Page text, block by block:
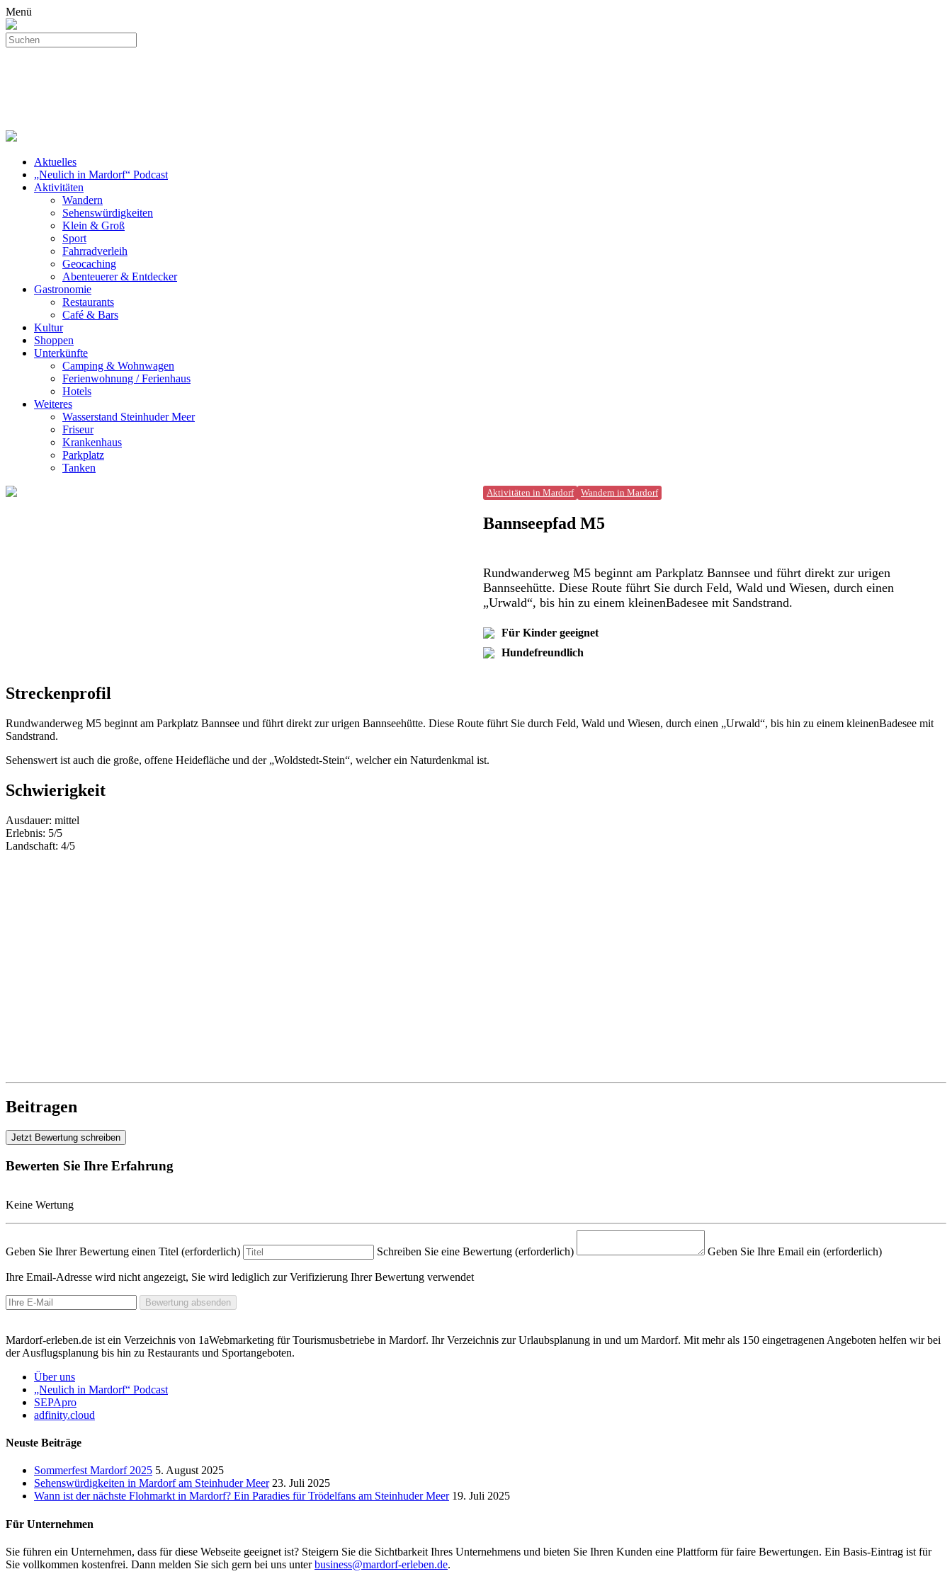
Menü
Aktuelles
„Neulich in Mardorf“ Podcast
Aktivitäten
Wandern
Sehenswürdigkeiten
Klein & Groß
Sport
Fahrradverleih
Geocaching
Abenteuerer & Entdecker
Gastronomie
Restaurants
Café & Bars
Kultur
Shoppen
Unterkünfte
Camping & Wohnwagen
Ferienwohnung / Ferienhaus
Hotels
Weiteres
Wasserstand Steinhuder Meer
Friseur
Krankenhaus
Parkplatz
Tanken
Aktivitäten in Mardorf Wandern in Mardorf
Bannseepfad M5
Rundwanderweg M5 beginnt am Parkplatz Bannsee und führt direkt zur urigen
Bannseehütte. Diese Route führt Sie durch Feld, Wald und Wiesen, durch einen
„Urwald“, bis hin zu einem kleinenBadesee mit Sandstrand.
Für Kinder geeignet
Hundefreundlich
Streckenprofil
Rundwanderweg M5 beginnt am Parkplatz Bannsee und führt direkt zur urigen Bannseehütte. Diese Route führt Sie durch Feld, Wald und Wiesen, durch einen „Urwald“, bis hin zu einem kleinenBadesee mit
Sandstrand.
Sehenswert ist auch die große, offene Heidefläche und der „Woldstedt-Stein“, welcher ein Naturdenkmal ist.
Schwierigkeit
Ausdauer: mittel
Erlebnis: 5/5
Landschaft: 4/5
Beitragen
Jetzt Bewertung schreiben
Bewerten Sie Ihre Erfahrung
Keine Wertung
Geben Sie Ihrer Bewertung einen Titel (erforderlich) Schreiben Sie eine Bewertung (erforderlich) Geben Sie Ihre Email ein (erforderlich)
Ihre Email-Adresse wird nicht angezeigt, Sie wird lediglich zur Verifizierung Ihrer Bewertung verwendet
Bewertung absenden
Mardorf-erleben.de ist ein Verzeichnis von 1aWebmarketing für Tourismusbetriebe in Mardorf. Ihr Verzeichnis zur Urlaubsplanung in und um Mardorf. Mit mehr als 150 eingetragenen Angeboten helfen wir bei
der Ausflugsplanung bis hin zu Restaurants und Sportangeboten.
Über uns
„Neulich in Mardorf“ Podcast
SEPApro
adfinity.cloud
Neuste Beiträge
Sommerfest Mardorf 2025 5. August 2025
Sehenswürdigkeiten in Mardorf am Steinhuder Meer 23. Juli 2025
Wann ist der nächste Flohmarkt in Mardorf? Ein Paradies für Trödelfans am Steinhuder Meer 19. Juli 2025
Für Unternehmen
Sie führen ein Unternehmen, dass für diese Webseite geeignet ist? Steigern Sie die Sichtbarkeit Ihres Unternehmens und bieten Sie Ihren Kunden eine Plattform für faire Bewertungen. Ein Basis-Eintrag ist für
Sie vollkommen kostenfrei. Dann melden Sie sich gern bei uns unterbusiness@mardorf-erleben.de.